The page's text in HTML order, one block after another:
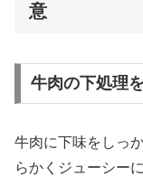
意
牛肉の下処理
牛肉に下味をしっ
らかくジューシー